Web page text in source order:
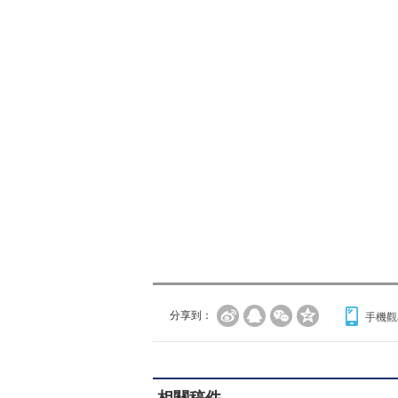
分享到： 手機